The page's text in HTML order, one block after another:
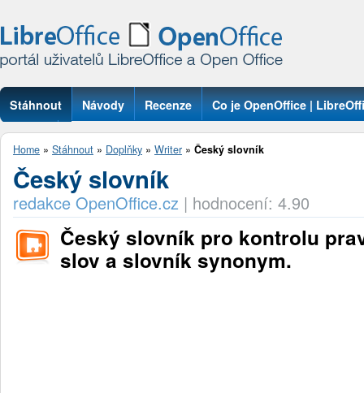
Stáhnout Návody Recenze Co je OpenOffice |
Otázky
Home » Stáhnout » Doplňky » Writer » Český slovník
Český slovník
redakce OpenOffice.cz | hodnocení: 4.90
Český slovník pro kontrolu
slov a slovník synonym.